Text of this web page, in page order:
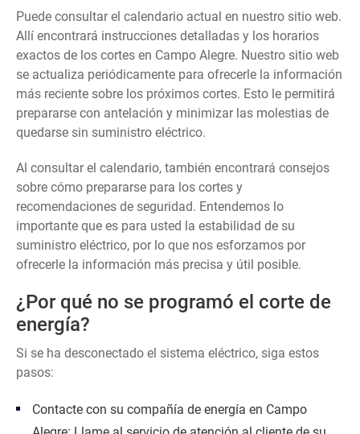
Puede consultar el calendario actual en nuestro sitio web.
Allí encontrará instrucciones detalladas y los horarios
exactos de los cortes en Campo Alegre. Nuestro sitio web
se actualiza periódicamente para ofrecerle la información
más reciente sobre los próximos cortes. Esto le permitirá
prepararse con antelación y minimizar las molestias de
quedarse sin suministro eléctrico.
Al consultar el calendario, también encontrará consejos
sobre cómo prepararse para los cortes y
recomendaciones de seguridad. Entendemos lo
importante que es para usted la estabilidad de su
suministro eléctrico, por lo que nos esforzamos por
ofrecerle la información más precisa y útil posible.
¿Por qué no se programó el corte de
energía?
Si se ha desconectado el sistema eléctrico, siga estos
pasos:
Contacte con su compañía de energía en Campo